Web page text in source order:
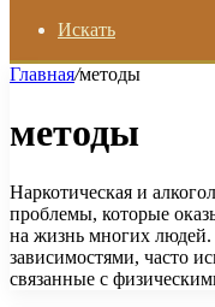
Искать
Главная/методы
методы
Наркотическая и
проблемы, которые
на жизнь многих
зависимостями, часто
связанные с